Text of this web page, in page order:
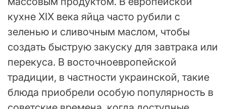
кухне XIX века яйца часто рубили с
зеленью и сливочным маслом, чтобы
создать быструю закуску для завтрака или
перекуса. В восточноевропейской
традиции, в частности украинской, такие
блюда приобрели особую популярность в